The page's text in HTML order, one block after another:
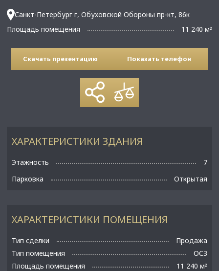
Санкт-Петербург г, Обуховской Обороны пр-кт, 86к
Площадь помещения
11 240 м²
Скачать презентацию Показать телефон
ХАРАКТЕРИСТИКИ ПОМЕЩЕНИЯ
Тип сделки
Продажа
Тип помещения
ОСЗ
Площадь помещения
11 240 м²
ХАРАКТЕРИСТИКИ ЗДАНИЯ
Этажность
7
Парковка
Открытая